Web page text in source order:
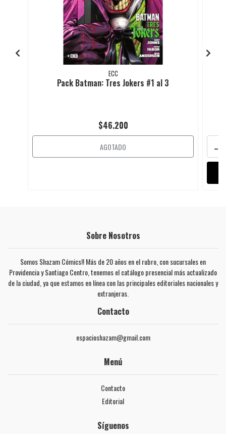
ECC
Pack Batman: Tres Jokers #1 al 3
$46.200
AGOTADO -
Sobre Nosotros
Somos Shazam Cómics!! Más de 20 años en el rubro, con sucursales en
Providencia y Santiago Centro, tenemos el catálogo presencial más actualizado
de la ciudad, ya que estamos en línea con las principales editoriales nacionales y
extranjeras.
Contacto
espacioshazam@gmail.com
Menú
Contacto
Editorial
Síguenos